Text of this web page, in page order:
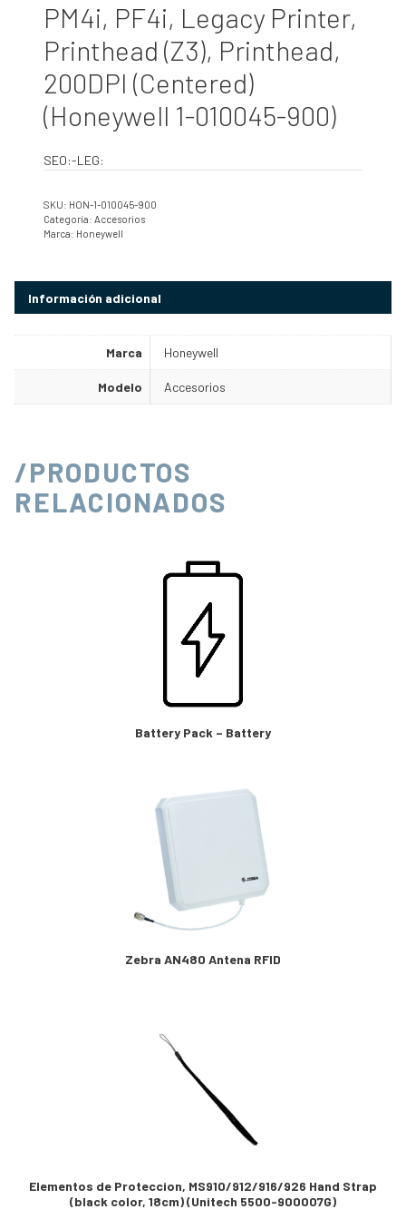
PM4i, PF4i, Legacy Printer,
Printhead (Z3), Printhead,
200DPI (Centered)
(Honeywell 1-010045-900)
SEO:-LEG:
SKU: HON-1-010045-900
Categoría: Accesorios
Marca: Honeywell
Información adicional
Marca Honeywell
Modelo Accesorios
/PRODUCTOS
RELACIONADOS
Battery Pack – Battery
Zebra AN480 Antena RFID
Elementos de Proteccion, MS910/912/916/926 Hand Strap
(black color, 18cm) (Unitech 5500-900007G)